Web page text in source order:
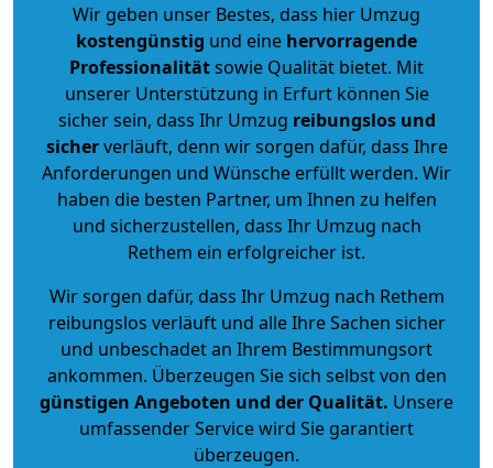
Wir geben unser Bestes, dass hier Umzug
kostengünstig und eine hervorragende
Professionalitätsowie Qualität bietet. Mit
unserer Unterstützung in Erfurt können Sie
sicher sein, dass Ihr Umzug reibungslos und
sicherverläuft, denn wir sorgen dafür, dass Ihre
Anforderungen und Wünsche erfüllt werden. Wir
haben die besten Partner, um Ihnen zu helfen
und sicherzustellen, dass Ihr Umzug nach
Rethem ein erfolgreicher ist.
Wir sorgen dafür, dass Ihr Umzug nach Rethem
reibungslos verläuft und alle Ihre Sachen sicher
und unbeschadet an Ihrem Bestimmungsort
ankommen. Überzeugen Sie sich selbst von den
günstigen Angeboten und der Qualität. Unsere
umfassender Service wird Sie garantiert
überzeugen.